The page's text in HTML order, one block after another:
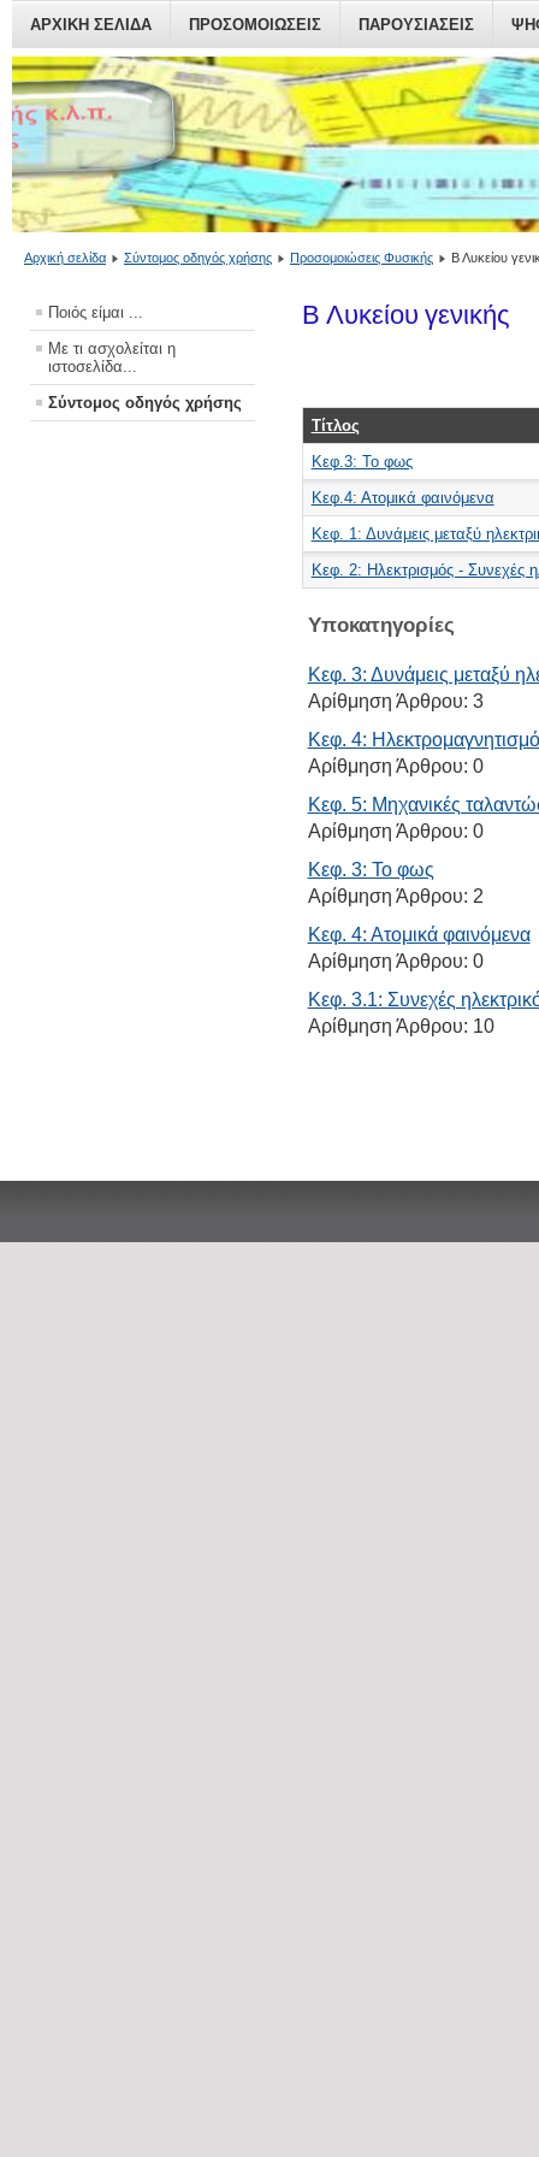
ΑΡΧΙΚΗ ΣΕΛΙΔΑ ΠΡΟΣΟΜΟΙΏΣΕΙΣ ΠΑΡΟΥΣΙΆΣΕΙΣ
Αρχική σελίδα Σύντομος οδηγός χρήσης Προσομοιώσεις Φυσικής Β Λυκείου
Ποιός είμαι ...
Με τι ασχολείται η
ιστοσελίδα...
Σύντομος οδηγός χρήσης
Β Λυκείου γενικής
Τίτλος
Κεφ.3: Το φως
Κεφ.4: Ατομικά φαινόμενα
Κεφ. 1: Δυνάμεις μεταξύ
Κεφ. 2: Ηλεκτρισμός - Συνεχές
Υποκατηγορίες
Κεφ. 3: Δυνάμεις μεταξύ
Αρίθμηση Άρθρου: 3
Κεφ. 4:
Αρίθμηση Άρθρου: 0
Κεφ. 5: Μηχανικές
Αρίθμηση Άρθρου: 0
Κεφ. 3: Το φως
Αρίθμηση Άρθρου: 2
Κεφ. 4: Ατομικά φαινόμενα
Αρίθμηση Άρθρου: 0
Κεφ. 3.1: Συνεχές
Αρίθμηση Άρθρου: 10